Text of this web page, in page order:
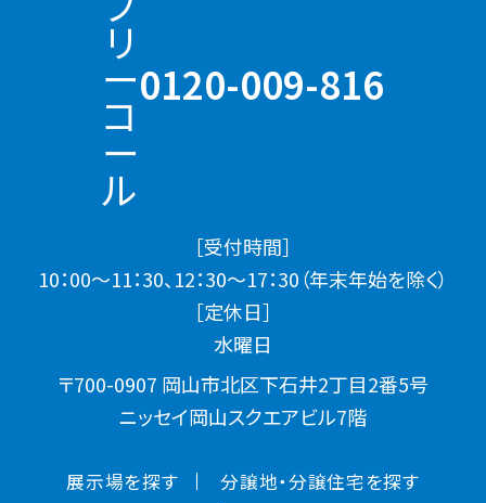
0120-009-816
［受付時間］
10：00～11：30、12：30～17：30（年末年始を除く）
［定休日］
水曜日
〒700-0907 岡山市北区下石井2丁目2番5号
ニッセイ岡山スクエアビル7階
展示場を探す
分譲地・分譲住宅を探す